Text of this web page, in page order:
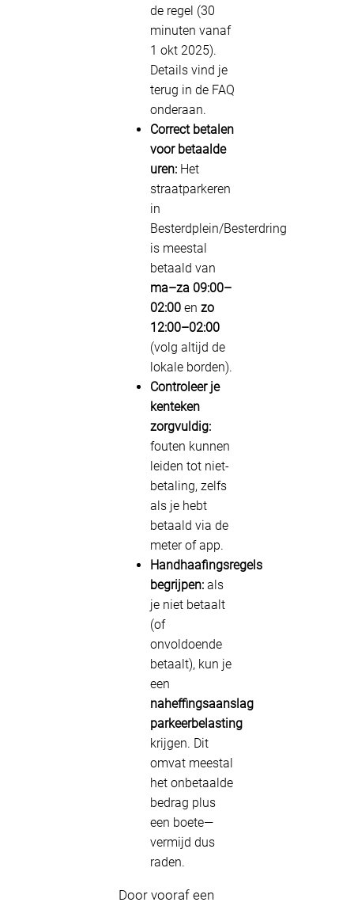
de regel (30
minuten vanaf
1 okt 2025).
Details vind je
terug in de FAQ
onderaan.
Correct betalen
voor betaalde
uren: Het
straatparkeren
in
Besterdplein/Besterdring
is meestal
betaald van
ma–za 09:00–
02:00 en zo
12:00–02:00
(volg altijd de
lokale borden).
Controleer je
kenteken
zorgvuldig:
fouten kunnen
leiden tot niet-
betaling, zelfs
als je hebt
betaald via de
meter of app.
Handhaafingsregels
begrijpen: als
je niet betaalt
(of
onvoldoende
betaalt), kun je
een
naheffingsaanslag
parkeerbelasting
krijgen. Dit
omvat meestal
het onbetaalde
bedrag plus
een boete—
vermijd dus
raden.
Door vooraf een